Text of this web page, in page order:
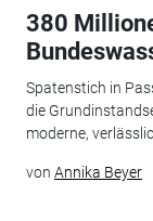
380
Spatenstich in
die
moderne,
von Annika Beyer